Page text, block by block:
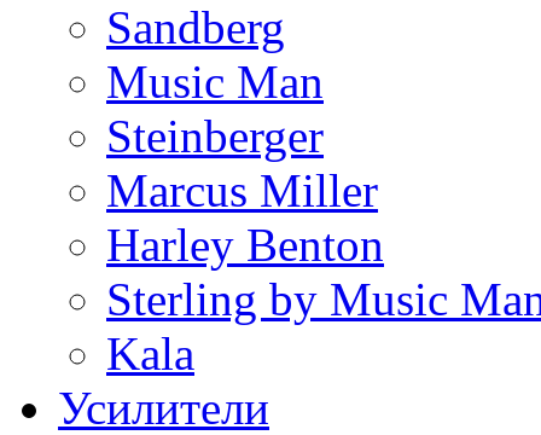
Sandberg
Music Man
Steinberger
Marcus Miller
Harley Benton
Sterling by Music
Kala
Усилители